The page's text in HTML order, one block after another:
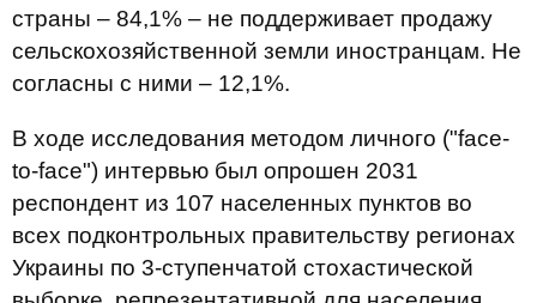
страны – 84,1% – не поддерживает продажу
сельскохозяйственной земли иностранцам. Не
согласны с ними – 12,1%.
В ходе исследования методом личного ("face-
to-face") интервью был опрошен 2031
респондент из 107 населенных пунктов во
всех подконтрольных правительству регионах
Украины по 3-ступенчатой стохастической